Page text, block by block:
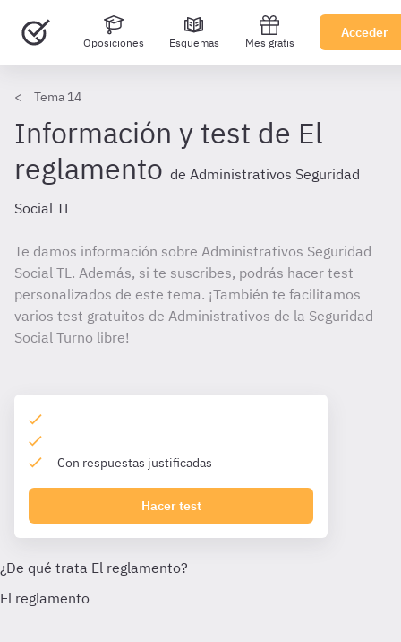
Oposiciones Esquemas Mes gratis
Acceder
Tema 14
Información y test de El
reglamento de Administrativos Seguridad
Social TL
Te damos información sobre Administrativos Seguridad
Social TL. Además, si te suscribes, podrás hacer test
personalizados de este tema. ¡También te facilitamos
varios test gratuitos de Administrativos de la Seguridad
Social Turno libre!
Con respuestas justificadas
Hacer test